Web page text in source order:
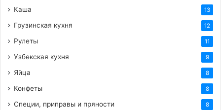
Каша 13
Грузинская кухня 12
Рулеты 11
Узбекская кухня 9
Яйца 8
Конфеты 8
Специи, приправы и пряности 8